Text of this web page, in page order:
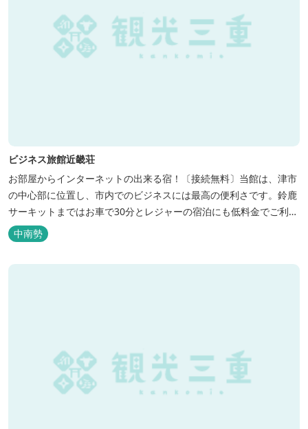
ビジネス旅館近畿荘
お部屋からインターネットの出来る宿！〔接続無料〕当館は、津市
の中心部に位置し、市内でのビジネスには最高の便利さです。鈴鹿
サーキットまではお車で30分とレジャーの宿泊にも低料金でご利用
いただけます。
中南勢